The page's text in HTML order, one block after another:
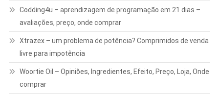
Codding4u – aprendizagem de programação em 21 dias –
avaliações, preço, onde comprar
Xtrazex – um problema de potência? Comprimidos de venda
livre para impotência
Woortie Oil – Opiniões, Ingredientes, Efeito, Preço, Loja, Onde
comprar